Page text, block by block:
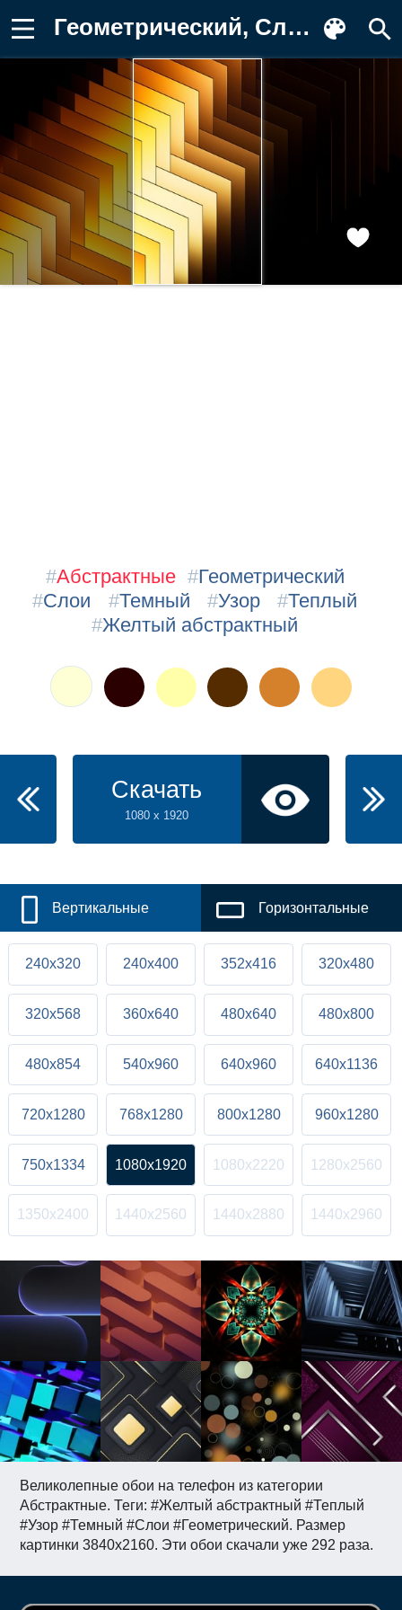
Геометрический, Слои, Темный, Узор Обои
Великолепные обои на телефон из категории
Абстрактные. Теги: #Желтый абстрактный #Теплый
#Узор #Темный #Слои #Геометрический. Размер
картинки 3840x2160. Эти обои скачали уже 292 раза.
#Абстрактные #Геометрический
#Слои #Темный #Узор #Теплый
#Желтый абстрактный
Скачать
1080 x 1920
Вертикальные Горизонтальные
240x320 240x400 352x416 320x480
320x568 360x640 480x640 480x800
480x854 540x960 640x960 640x1136
720x1280 768x1280 800x1280 960x1280
750x1334 1080x1920 1080x2220 1280x2560
1350x2400 1440x2560 1440x2880 1440x2960